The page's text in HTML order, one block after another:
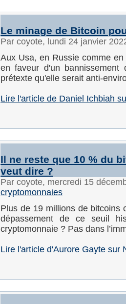
Le minage de Bitcoin
Par coyote, lundi 24 janvier
Aux Usa, en Russie comme
en faveur d'un
prétexte qu'elle serait anti-
Lire l'article de Daniel Ichbiah
Il ne reste que 10 % du
veut dire ?
Par coyote, mercredi 15
cryptomonnaies
Plus de 19 millions de bitcoins
dépassement de ce seuil
cryptomonnaie ? Pas dans
Lire l'article d'Aurore Gayte sur